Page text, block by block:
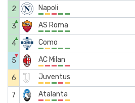
2
Napoli
3
▲ AS Roma
4
▲ Como
5
▼ AC Milan
6
Juventus
7
Atalanta